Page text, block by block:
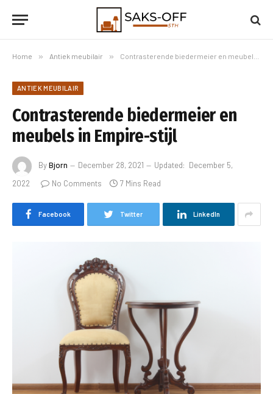
Home » Antiek meubilair » Contrasterende biedermeier en meubels in Empire-stijl
ANTIEK MEUBILAIR
Contrasterende biedermeier en
meubels in Empire-stijl
ByBjorn December 28, 2021 Updated: December 5,
2022
No Comments 7 Mins Read
Facebook Twitter LinkedIn